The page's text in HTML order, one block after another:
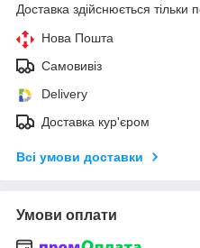
Доставка здійснюється тільки
Нова Пошта
Самовивіз
Delivery
Доставка кур'єром
Всі умови доставки
Умови оплати